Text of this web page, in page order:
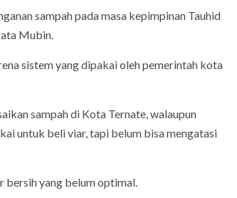
sampah pada masa kepimpinan Tauhid
Mubin.
sistem yang dipakai oleh pemerintah kota
sampah di Kota Ternate, walaupun
untuk beli viar, tapi belum bisa mengatasi
bersih yang belum optimal.